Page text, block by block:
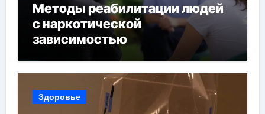
Методы реабилитации людей
с наркотической
зависимостью
Здоровье